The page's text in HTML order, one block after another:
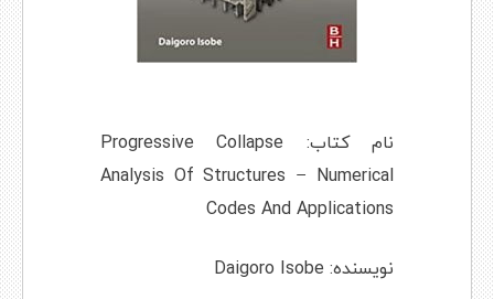
نام کتاب: Progressive Collapse
Analysis Of Structures – Numerical
Codes And Applications
نویسنده: Daigoro Isobe